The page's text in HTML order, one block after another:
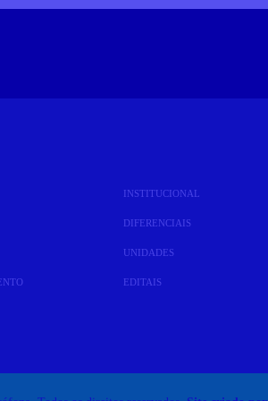
INSTITUCIONAL
DIFERENCIAIS
UNIDADES
EDITAIS